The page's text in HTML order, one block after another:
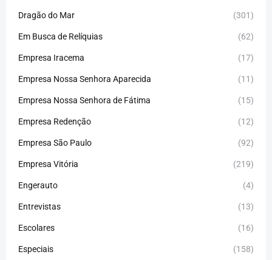
Dragão do Mar (301)
Em Busca de Relíquias (62)
Empresa Iracema (17)
Empresa Nossa Senhora Aparecida (11)
Empresa Nossa Senhora de Fátima (15)
Empresa Redenção (12)
Empresa São Paulo (92)
Empresa Vitória (219)
Engerauto (4)
Entrevistas (13)
Escolares (16)
Especiais (158)